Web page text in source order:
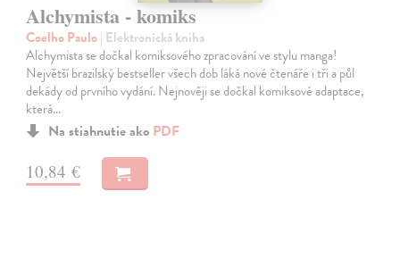
Alchymista - komiks
Coelho Paulo| Elektronická kniha
Alchymista se dočkal komiksového zpracování ve stylu manga!
Největší brazilský bestseller všech dob láká nové čtenáře i tři a půl
dekády od prvního vydání. Nejnověji se dočkal komiksové adaptace,
která…
Na stiahnutie ako PDF
10,84 €